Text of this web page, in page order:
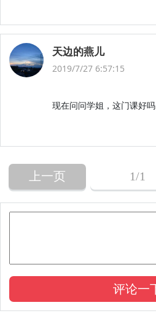
天边的燕儿
2019/7/27 6:57:15
现在问问学姐，这门课好吗
上一页 1/1